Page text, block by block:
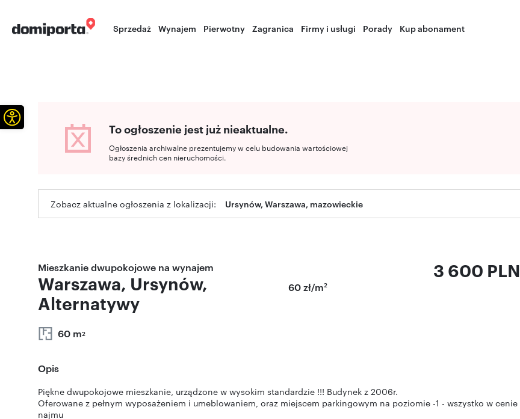
Sprzedaż Wynajem Pierwotny Zagranica Firmy i usługi Porady Kup abonament
To ogłoszenie jest już nieaktualne.
Ogłoszenia archiwalne prezentujemy w celu budowania wartościowej
bazy średnich cen nieruchomości.
Zobacz aktualne ogłoszenia z lokalizacji: Ursynów, Warszawa, mazowieckie
Mieszkanie dwupokojowe na wynajem
Warszawa, Ursynów,
Alternatywy
60 m2
3 600 PLN
60 zł/m2
Opis
Piękne dwupokojowe mieszkanie, urządzone w wysokim standardzie !!! Budynek z 2006r.
Oferowane z pełnym wyposażeniem i umeblowaniem, oraz miejscem parkingowym na poziomie -1 - wszystko w cenie
najmu
Otwórz pasek narzędzi